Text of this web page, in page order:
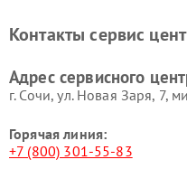
Контакты сервис
Адрес сервисного
г. Сочи, ул. Новая Заря, 7,
Горячая линия:
+7 (800) 301-55-83